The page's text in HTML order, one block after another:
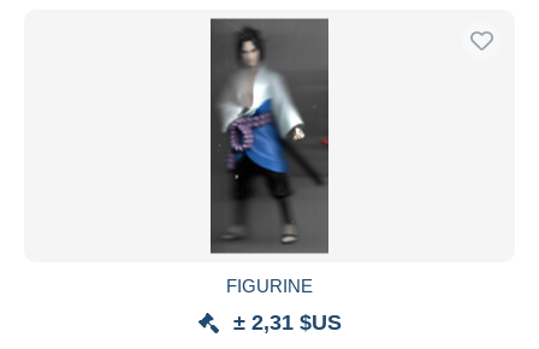
Uniquement en réduction
Méthodes de paiement
Virement bancaire
Mastercard
FIGURINE
± 2,31 $US